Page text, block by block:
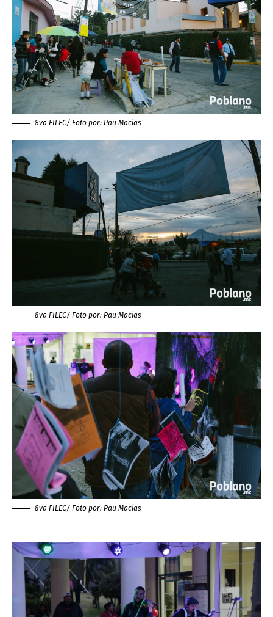
8va FILEC/ Foto por: Pau Macias
8va FILEC/ Foto por: Pau Macias
8va FILEC/ Foto por: Pau Macias